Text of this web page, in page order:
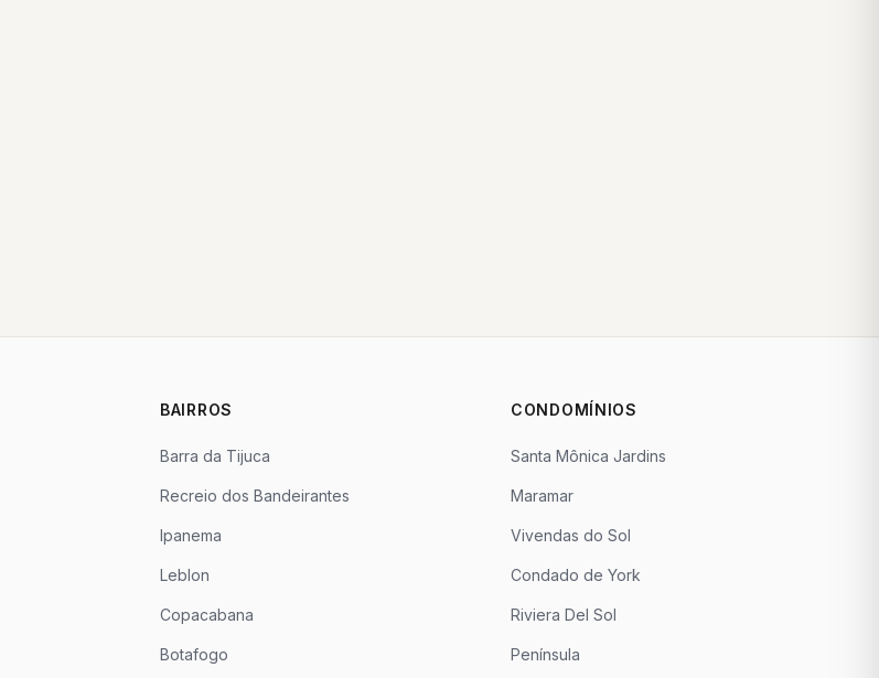
BAIRROS
Barra da Tijuca
Recreio dos Bandeirantes
Ipanema
Leblon
Copacabana
Botafogo
CONDOMÍNIOS
Santa Mônica Jardins
Maramar
Vivendas do Sol
Condado de York
Riviera Del Sol
Península